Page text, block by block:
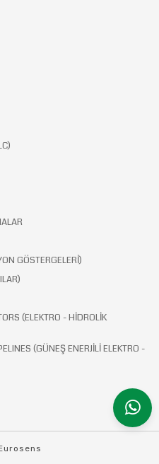
GÖSTERGELERİ)
(ELEKTRO - HİDROLİK
(GÜNEŞ ENERJİLİ ELEKTRO -